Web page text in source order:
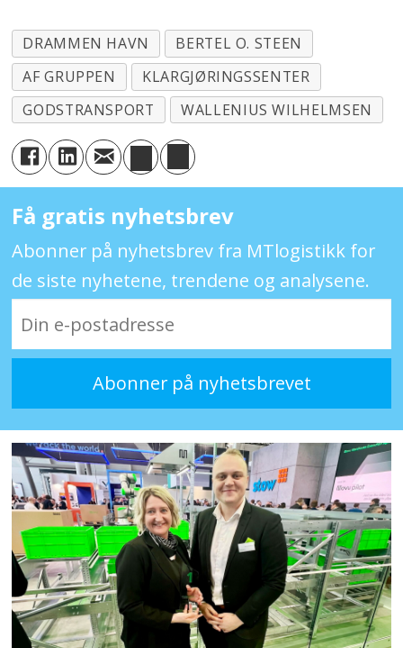
DRAMMEN HAVN
BERTEL O. STEEN
AF GRUPPEN
KLARGJØRINGSSENTER
GODSTRANSPORT
WALLENIUS WILHELMSEN
Få gratis nyhetsbrev
Abonner på nyhetsbrev fra MTlogistikk for
de siste nyhetene, trendene og analysene.